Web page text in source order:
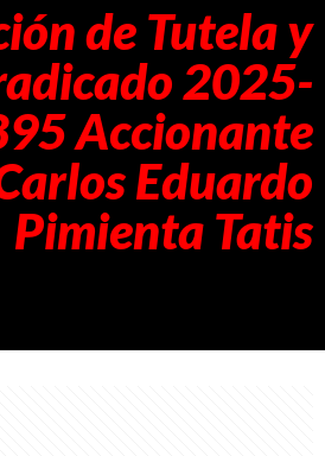
de Tutela y
2025-
Accionante
Eduardo
Pimienta Tatis